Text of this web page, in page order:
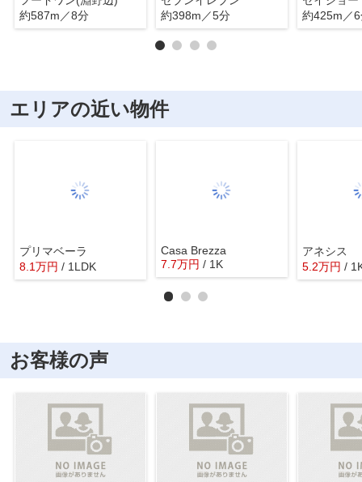
約587m／8分
約398m／5分
約425m／
エリアの近い物件
プリマベーラ
8.1万円 / 1LDK
Casa Brezza
7.7万円 / 1K
アネシス
5.2万円 /
お客様の声